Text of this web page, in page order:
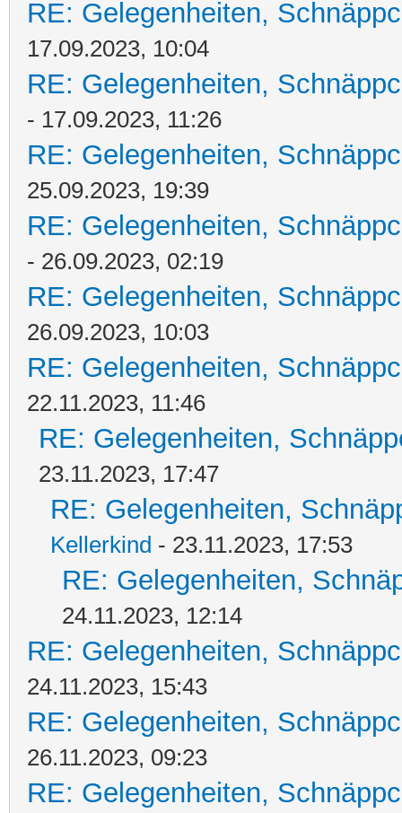
RE: Gelegenheiten,
17.09.2023, 10:04
RE: Gelegenheiten,
- 17.09.2023, 11:26
RE: Gelegenheiten,
25.09.2023, 19:39
RE: Gelegenheiten,
- 26.09.2023, 02:19
RE: Gelegenheiten,
26.09.2023, 10:03
RE: Gelegenheiten,
22.11.2023, 11:46
RE: Gelegenheiten,
23.11.2023, 17:47
RE: Gelegenheiten,
Kellerkind - 23.11.2023, 17:53
RE: Gelegenheiten,
24.11.2023, 12:14
RE: Gelegenheiten,
24.11.2023, 15:43
RE: Gelegenheiten,
26.11.2023, 09:23
RE: Gelegenheiten,